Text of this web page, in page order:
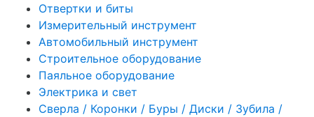
Отвертки и биты
Измерительный инструмент
Автомобильный инструмент
Строительное оборудование
Паяльное оборудование
Электрика и свет
Сверла / Коронки / Буры / Диски / Зубила /